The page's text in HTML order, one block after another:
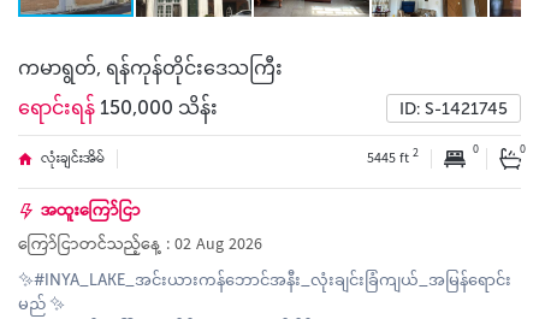
ကမာရွတ်, ရန်ကုန်တိုင်းဒေသကြီး
ရောင်းရန် 150,000 သိန်း ID: S-1421745
လုံးချင်းအိမ် 5445 ft 2 0 0
အထူးကြော်ငြာ
ကြော်ငြာတင်သည့်နေ့ : 02 Aug 2026
✨#INYA_LAKE_အင်းယားကန်ဘောင်အနီး_လုံးချင်းခြံကျယ်_အမြန်ရောင်း
မည် ✨